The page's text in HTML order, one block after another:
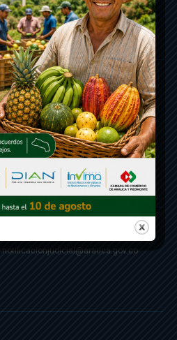
57- 6078851946
3374